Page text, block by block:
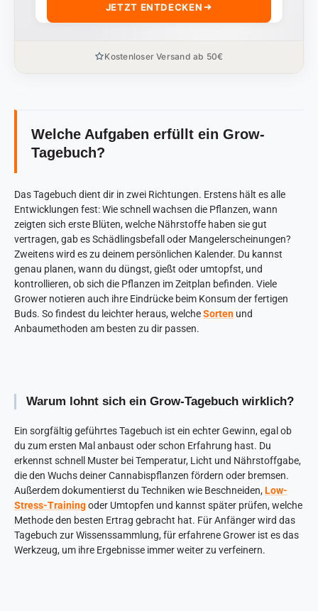
JETZT ENTDECKEN
Kostenloser Versand ab 50€
Welche Aufgaben erfüllt ein Grow-
Tagebuch?
Das Tagebuch dient dir in zwei Richtungen. Erstens hält es alle
Entwicklungen fest: Wie schnell wachsen die Pflanzen, wann
zeigten sich erste Blüten, welche Nährstoffe haben sie gut
vertragen, gab es Schädlingsbefall oder Mangelerscheinungen?
Zweitens wird es zu deinem persönlichen Kalender. Du kannst
genau planen, wann du düngst, gießt oder umtopfst, und
kontrollieren, ob sich die Pflanzen im Zeitplan befinden. Viele
Grower notieren auch ihre Eindrücke beim Konsum der fertigen
Buds. So findest du leichter heraus, welcheSorten und
Anbaumethoden am besten zu dir passen.
Warum lohnt sich ein Grow-Tagebuch wirklich?
Ein sorgfältig geführtes Tagebuch ist ein echter Gewinn, egal ob
du zum ersten Mal anbaust oder schon Erfahrung hast. Du
erkennst schnell Muster bei Temperatur, Licht und Nährstoffgabe,
die den Wuchs deiner Cannabispflanzen fördern oder bremsen.
Außerdem dokumentierst du Techniken wie Beschneiden, Low-
Stress-Trainingoder Umtopfen und kannst später prüfen, welche
Methode den besten Ertrag gebracht hat. Für Anfänger wird das
Tagebuch zur Wissenssammlung, für erfahrene Grower ist es das
Werkzeug, um ihre Ergebnisse immer weiter zu verfeinern.